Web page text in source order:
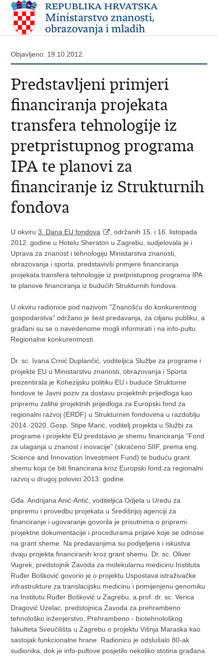
Objavljeno: 19.10.2012.
Predstavljeni primjeri
financiranja projekata
transfera tehnologije iz
pretpristupnog programa
IPA te planovi za
financiranje iz Strukturnih
fondova
U okviru3. Dana EU fondova
, održanih 15. i 16. listopada
2012. godine u Hotelu Sheraton u Zagrebu, sudjelovala je i
Uprava za znanost i tehnologiju Ministarstva znanosti,
obrazovanja i sporta, predstavivši primjere financiranja
projekata transfera tehnologije iz pretpristupnog programa IPA
te planove financiranja iz budućih Strukturnih fondova.
U okviru radionice pod nazivom "Znanošću do konkurentnog
gospodarstva" održano je šest predavanja, za ciljanu publiku, a
građani su se o navedenome mogli informirati i na info-pultu
Regionalne konkurentnosti.
Dr. sc. Ivana Crnić Duplančić, voditeljica Službe za programe i
projekte EU u Ministarstvu znanosti, obrazovanja i Sporta
prezentirala je Kohezijsku politiku EU i buduće Strukturne
fondove te Javni poziv za dostavu projektnih prijedloga kao
pripremu zalihe projektnih prijedloga za Europski fond za
regionalni razvoj (ERDF) u Strukturnim fondovima u razdoblju
2014.-2020. Gosp. Stipe Marić, voditelj projekta u Službi za
programe i projekte EU predstavio je shemu financiranja "Fond
za ulaganja u znanost i inovacije" (skraćeno SIIF, prema eng.
Science and Innovation Investment Fund) te buduću grant
shemu koja će biti financirana kroz Europski fond za regionalni
razvoj u drugoj polovici 2013. godine.
Gđa. Andrijana Anić-Antić, voditeljica Odjela u Uredu za
pripremu i provedbu projekata u Središnjoj agenciji za
financiranje i ugovaranje govorila je prisutnima o pripremi
projektne dokumentacije i procedurama prijave koje se odnose
na grant sheme. Na predavanjima su podijeljena i iskustva
dvaju projekta financiranih kroz grant shemu. Dr. sc. Oliver
Vugrek, predstojnik Zavoda za molekularnu medicinu Instituta
Ruđer Bošković govorio je o projektu Uspostava istraživačke
infrastrukture za translacijsku medicinu i primijenjenu genomiku
na Institutu Ruđer Bošković u Zagrebu, a prof. dr. sc. Verica
Dragović Uzelac, predstojnica Zavoda za prehrambeno
tehnološko inženjerstvo, Prehrambeno - biotehnološkog
fakulteta Sveučilišta u Zagrebu o projektu Višnja Maraska kao
sastojak funkcionalne hrane. Radionicu je odslušalo 80-ak
sudionika, dok je info-pultove posjetilo nekoliko stotina građana.